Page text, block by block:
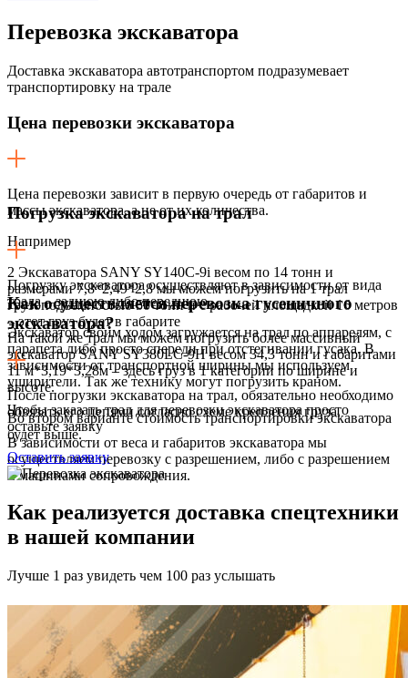
Перевозка экскаватора
Доставка экскаватора автотранспортом подразумевает
транспортировку на трале
Цена перевозки экскаватора
Цена перевозки зависит в первую очередь от габаритов и
массы экскаватора, а не от их количества.
Например
2 Экскаватора SANY SY140C-9i весом по 14 тонн и
размерами 7,8*2,49*2,8 мы можем погрузить на 1 трал
грузоподъемностью 50 тонн и с рабочей площадкой 16 метров
– этот груз будет в габарите
На такой же трал мы можем погрузить более массивный
экскаватор SANY SY380LC-9H весом 34,3 тонн и габаритами
11 м*3,19*3,28м – здесь груз в 1 категории по ширине и
высоте.
Во втором варианте стоимость транспортировки экскаватора
будет выше.
Погрузка экскаватора на трал
Погрузку экскаватора осуществляют в зависимости от вида
трала – заднюю либо переднюю.
Экскаватор своим ходом загружается на трал по аппарелям, с
парапета либо просто спереди при отстегивании гусака. В
зависимости от транспортной ширины мы используем
уширители. Так же технику могут погрузить краном.
Как осуществляется перевозка гусеничного
экскаватора?
После погрузки экскаватора на трал, обязательно необходимо
обвязать его цепями согласно схеме крепления груза.
В зависимости от веса и габаритов экскаватора мы
осуществляем перевозку с разрешением, либо с разрешением
и машинами сопровождения.
Чтобы заказать трал для перевозки экскаватора просто
оставьте заявку
Оставить заявку
Как реализуется доставка спецтехники
в нашей компании
Лучше 1 раз увидеть чем 100 раз услышать